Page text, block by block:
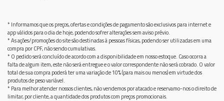
* Informamos que os preços, ofertas e condições de pagamento são exclusivos para internet e
app válidos para o dia de hoje, podendo sofrer alterações sem aviso prévio.
* As ações/promoções do site são destinadas à pessoas físicas, podendo ser utilizadas em uma
compra por CPF, não sendo cumulativas.
* O pedido será concluído de acordo com a disponibilidade em nosso estoque. Caso ocorra a
falta de algum item, este não será entregue e o valor correspondente não será cobrado. O valor
total de sua compra poderá ter uma variação de 10% (para mais ou menos) em virtude dos
produtos de peso variável.
* Para melhor atender nossos clientes, não vendemos por atacado e reservamo-nos o direito de
limitar, por cliente, a quantidade dos produtos com preços promocionais.